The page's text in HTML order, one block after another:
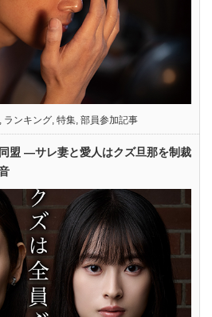
, ランキング, 特集, 部員参加記事
盟 —サレ妻と愛人はクズ旦那を制裁